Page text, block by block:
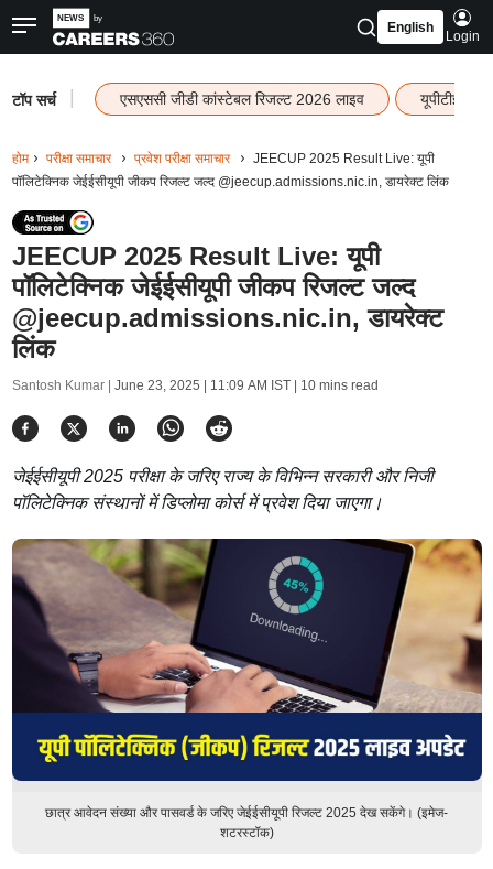
English
Login
टॉप सर्च एसएससी जीडी कांस्टेबल रिजल्ट 2026 लाइव यूपीटीईटी
होम परीक्षा समाचार प्रवेश परीक्षा समाचार
JEECUP 2025 Result Live: यूपी
पॉलिटेक्निक जेईईसीयूपी जीकप रिजल्ट जल्द @jeecup.admissions.nic.in, डायरेक्ट लिंक
JEECUP 2025 Result Live: यूपी
पॉलिटेक्निक जेईईसीयूपी जीकप रिजल्ट जल्द
@jeecup.admissions.nic.in, डायरेक्ट
लिंक
Santosh Kumar | June 23, 2025 | 11:09 AM IST| 10 mins read
जेईईसीयूपी 2025 परीक्षा के जरिए राज्य के विभिन्न सरकारी और निजी
पॉलिटेक्निक संस्थानों में डिप्लोमा कोर्स में प्रवेश दिया जाएगा।
छात्र आवेदन संख्या और पासवर्ड के जरिए जेईईसीयूपी रिजल्ट 2025 देख सकेंगे। (इमेज-
शटरस्टॉक)